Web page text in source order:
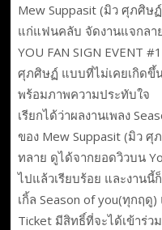
Mew Suppasit (มิว ศุภศิ
แก่แฟนคลับ จัดงานแจกลาย
YOU FAN SIGN EVENT
ศุภศิษฏ์ แบบที่ไม่เคยเกิดขึ้
พร้อมภาพความประทับใจ
เรียกได้ว่าผลงานเพลง
ของ Mew Suppasit (มิว ศุ
ทลาย ดูได้จากยอดวิวบน
ไปแล้วเรียบร้อย และงาน
เกิ้ล Season of you(ทุกฤดู
Ticket มีสิทธิ์ที่จะได้เข้าร่วม